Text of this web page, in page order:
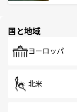
で、ホ
国と地域
ヨーロッパ
北米